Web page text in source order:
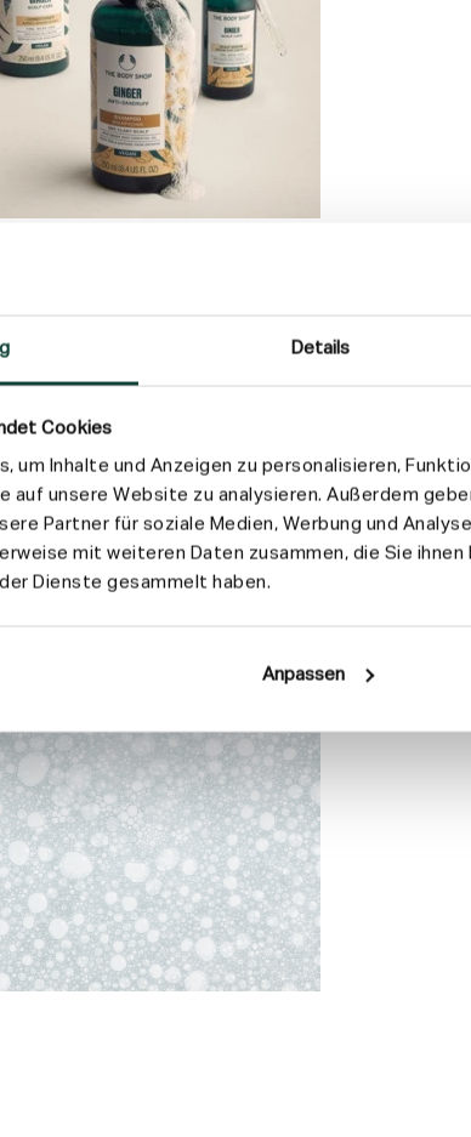
Details
Cookies
um Inhalte und Anzeigen zu personalisieren,
auf unsere Website zu analysieren. Außerdem
Partner für soziale Medien, Werbung und
mit weiteren Daten zusammen, die Sie
Dienste gesammelt haben.
Anpassen